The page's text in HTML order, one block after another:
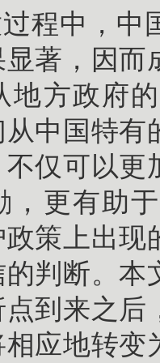
程中，中
著，因
地方政府
中国特
仅可以
，更有助
政策上出
判断。本
到来之
应地转变